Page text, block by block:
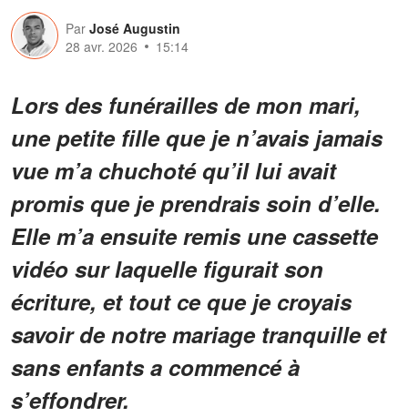
Par José Augustin
28 avr. 2026
15:14
Lors des funérailles de mon mari,
une petite fille que je n’avais jamais
vue m’a chuchoté qu’il lui avait
promis que je prendrais soin d’elle.
Elle m’a ensuite remis une cassette
vidéo sur laquelle figurait son
écriture, et tout ce que je croyais
savoir de notre mariage tranquille et
sans enfants a commencé à
s’effondrer.